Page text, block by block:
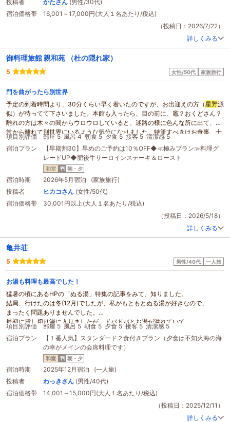
投稿者
かたさん (男性/30代)
宿泊価格帯
16,001～17,000円(大人１名あたり/税込)
（投稿日：2026/7/22）
詳しくみる
御料理旅館 親和苑 （杜の隠れ家）
5 女性/50代 家族旅行
門を曲がったら別世界
予定の到着時間より、30分くらい早く着いたのですが、お出迎えの方（星野源
似）が待ってて下さいました。本館も入ったら、目の前に、竈？おくどさん？
離れの方は木々の間からウロウロしていると、迷路の様に色んな所に出て、日
常から離れて別世界にいるような気分になりました。特筆すべきはお食事。十
分なボリュームと、なんと言っても一つ一つ、丁寧に素材そのものの美味しさ
がよく分かるお料理でした。お漬物は、いつまででも食べてしまうほど、美味
しかった。今回は主人の定年お祝い旅行だったのですが事前にケーキを用意し
て頂いたり、写真を撮って頂いたり、本当によくしていただきました。是非、
又、宿泊したい！と思っています。
項目別評価 部屋 5 風呂 4 朝食 5 夕食 5 接客 5 清潔感 5
宿泊プラン
【早期割30】早めのご予約は10％OFF◆≪極みプラン≫料理グ
レードUP◆肥後牛サーロインステーキ＆ロースト
和室 朝・夕
宿泊時期
2026年5月宿泊 (家族旅行)
投稿者
ヒカコさん (女性/50代)
宿泊価格帯
30,001円以上(大人１名あたり/税込)
（投稿日：2026/5/18）
詳しくみる
亀井荘
5 男性/40代 一人旅
お湯も料理も最高でした！
猛暑の頃にあるHPの「ぬる湯」特集の記事をみて、知りました。
結局、行けたのは冬(12月)でしたが、私がもともとぬる湯が好きなので、
まったく問題ありませんでした。
最初に貸し切り湯に入りましたが、ドバドバとお湯が溢れていて、
ちょっとびっくりしました。この湯量であれば、３９度でも温まります。
こんなところにこんなにいい温泉があったんだ！(まったく知らなかった)
料理も魚介類の好きな方にはお勧めです。
足赤えびと太刀魚、その他諸々おいしかったです。
足赤えびは美味しくて殻ごと尻尾までバリバリ食べてしまいましたが、
これって正しい食べ方だったんでしょうか？
お酒もリーズナブルでした。普段飲まない米焼酎をオーダーしました。
美味しかったですよ。
富弘美術館へ。
項目別評価 部屋 5 風呂 5 朝食 5 夕食 5 接客 5 清潔感 5
宿泊プラン
【１番人気】スタンダード２食付きプラン（夕食は不知火海の海
の幸がメインの会席料理です）
和室 朝・夕
宿泊時期
2025年12月宿泊 (一人旅)
投稿者
わっきさん (男性/40代)
宿泊価格帯
14,001～15,000円(大人１名あたり/税込)
（投稿日：2025/12/11）
詳しくみる